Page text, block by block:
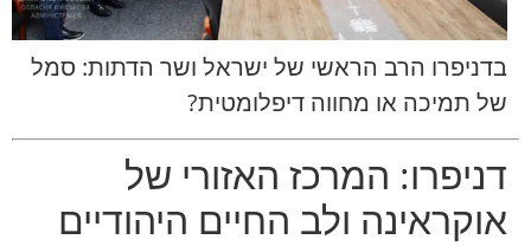
בדניפרו הרב הראשי של ישראל ושר הדתות: סמל
של תמיכה או מחווה דיפלומטית?
דניפרו: המרכז האזורי של
אוקראינה ולב החיים היהודיים